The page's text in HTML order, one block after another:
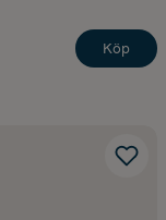
Köp